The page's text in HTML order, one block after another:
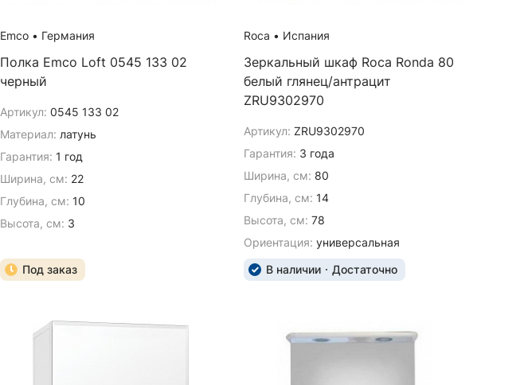
Emco • Германия
Полка Emco Loft 0545 133 02
черный
Артикул: 0545 133 02
Материал: латунь
Гарантия: 1 год
Ширина, см: 22
Глубина, см: 10
Высота, см: 3
Под заказ
Roca • Испания
Зеркальный шкаф Roca Ronda 80
белый глянец/антрацит
ZRU9302970
Артикул: ZRU9302970
Гарантия: 3 года
Ширина, см: 80
Глубина, см: 14
Высота, см: 78
Ориентация: универсальная
В наличии
Достаточно